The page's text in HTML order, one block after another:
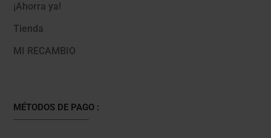
¡Ahorra ya!
Tienda
MI RECAMBIO
MÉTODOS DE PAGO :